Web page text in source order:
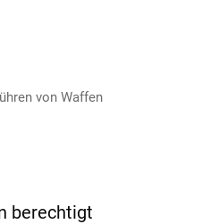
von Waffen
berechtigt